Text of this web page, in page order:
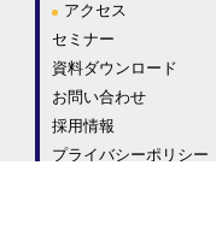
アクセス
セミナー
資料ダウンロード
お問い合わせ
採用情報
プライバシーポリシー